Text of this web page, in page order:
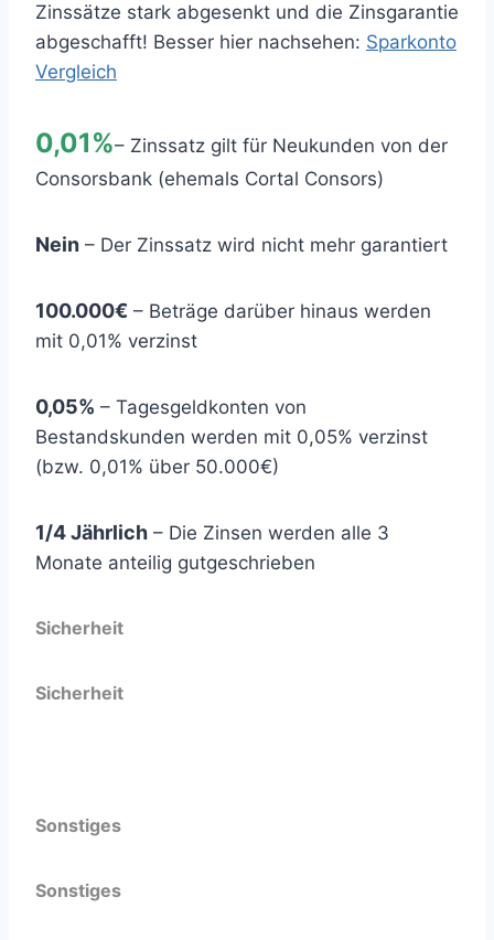
Zinssätze stark abgesenkt und die Zinsgarantie
abgeschafft! Besser hier nachsehen: Sparkonto
Vergleich
0,01%– Zinssatz gilt für Neukunden von der
Consorsbank (ehemals Cortal Consors)
Nein – Der Zinssatz wird nicht mehr garantiert
100.000€ – Beträge darüber hinaus werden
mit 0,01% verzinst
0,05% – Tagesgeldkonten von
Bestandskunden werden mit 0,05% verzinst
(bzw. 0,01% über 50.000€)
1/4 Jährlich – Die Zinsen werden alle 3
Monate anteilig gutgeschrieben
Sicherheit
Sicherheit
Sonstiges
Sonstiges